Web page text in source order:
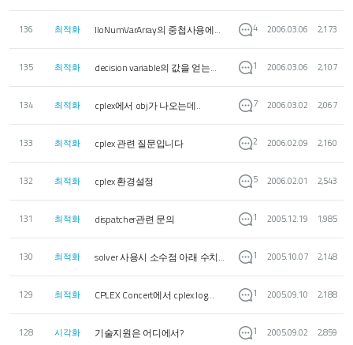
136 최적화 IloNumVarArray의 중첩사용에... 4 2006.03.06 2,173
135 최적화 decision variable의 값을 얻는... 1 2006.03.06 2,107
134 최적화 cplex에서 obj가 나오는데.. 7 2006.03.02 2,067
133 최적화 cplex 관련 질문입니다 2 2006.02.09 2,160
132 최적화 cplex 환경설정 5 2006.02.01 2,543
131 최적화 dispatcher관련 문의 1 2005.12.19 1,985
130 최적화 solver 사용시 소수점 아래 수치... 1 2005.10.07 2,148
129 최적화 CPLEX Concert에서 cplex.log... 1 2005.09.10 2,188
128 시각화 기술지원은 어디에서? 1 2005.09.02 2,859